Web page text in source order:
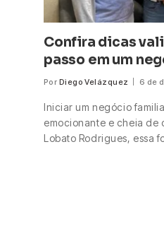
Confira dicas
passo em um
Por Diego Velázquez 6 de
Iniciar um negócio
emocionante e cheia de
Lobato Rodrigues, essa